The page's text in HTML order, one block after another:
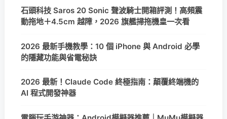
石頭科技 Saros 20 Sonic 聲波騎士開箱評測！高頻震
動拖地＋4.5cm 越障，2026 旗艦掃拖機皇一次看
2026 最新手機教學：10 個 iPhone 與 Android 必學
的隱藏功能與省電秘訣
2026 最新！Claude Code 終極指南：顛覆終端機的
AI 程式開發神器